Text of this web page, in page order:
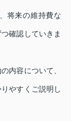
将来の維持費な
確認していきま
内容について、
やすくご説明し